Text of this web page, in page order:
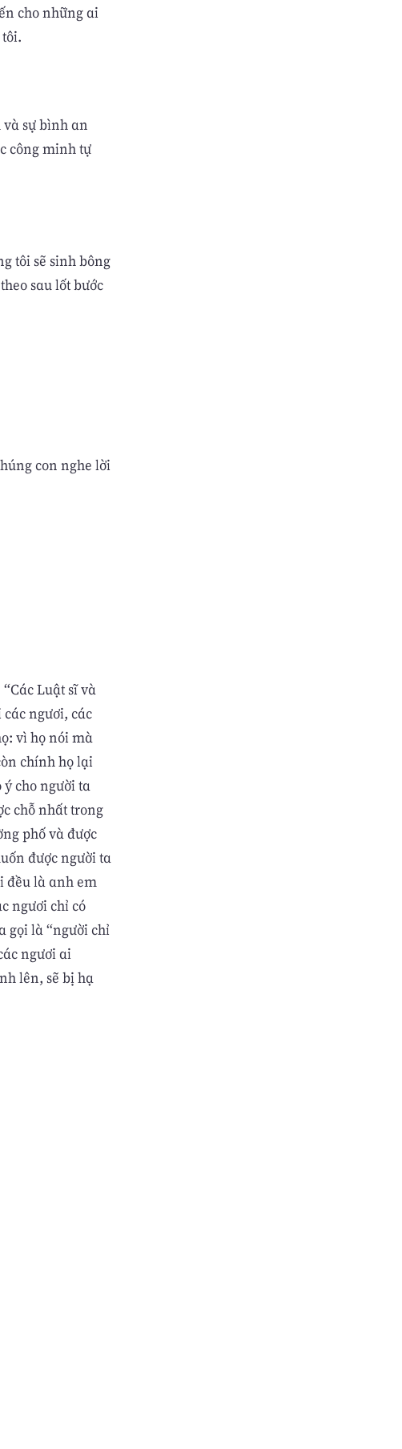
cho những ai
sự bình an
công minh tự
tôi sẽ sinh bông
sau lốt bước
con nghe lời
Luật sĩ và
ngươi, các
vì họ nói mà
chính họ lại
cho người ta
chỗ nhất trong
phố và được
được người ta
đều là anh em
ngươi chỉ có
gọi là “người chỉ
ngươi ai
lên, sẽ bị hạ